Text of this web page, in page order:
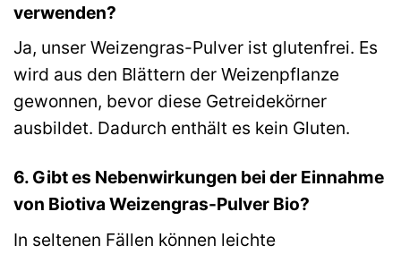
verwenden?
Ja, unser Weizengras-Pulver ist glutenfrei. Es
wird aus den Blättern der Weizenpflanze
gewonnen, bevor diese Getreidekörner
ausbildet. Dadurch enthält es kein Gluten.
6. Gibt es Nebenwirkungen bei der Einnahme
von Biotiva Weizengras-Pulver Bio?
In seltenen Fällen können leichte